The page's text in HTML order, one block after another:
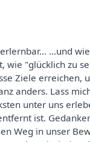
…und
"glücklich zu
Ziele erreichen,
anders. Lass
unter uns
ist.
Weg in unser